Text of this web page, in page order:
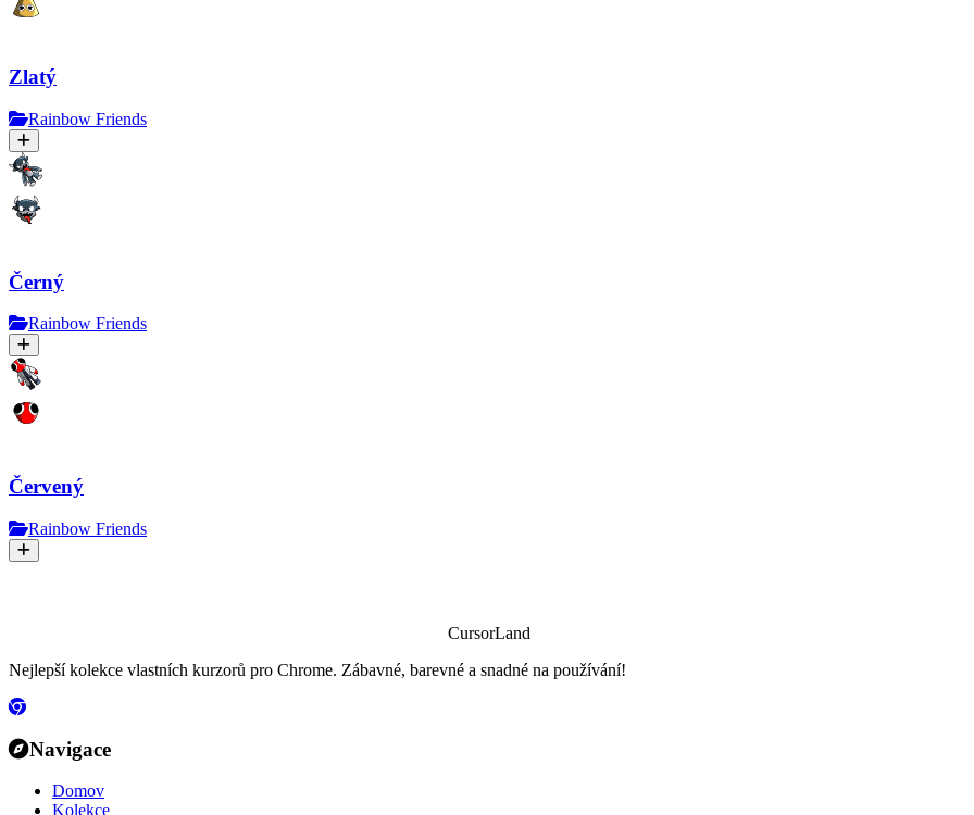
Zlatý
Rainbow Friends
Černý
Rainbow Friends
Červený
Rainbow Friends
CursorLand
Nejlepší kolekce vlastních kurzorů pro Chrome. Zábavné, barevné a snadné na používání!
Navigace
Domov
Kolekce